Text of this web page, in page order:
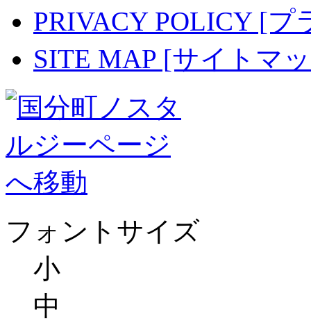
PRIVACY POLICY [
SITE MAP [サイトマ
フォントサイズ
小
中